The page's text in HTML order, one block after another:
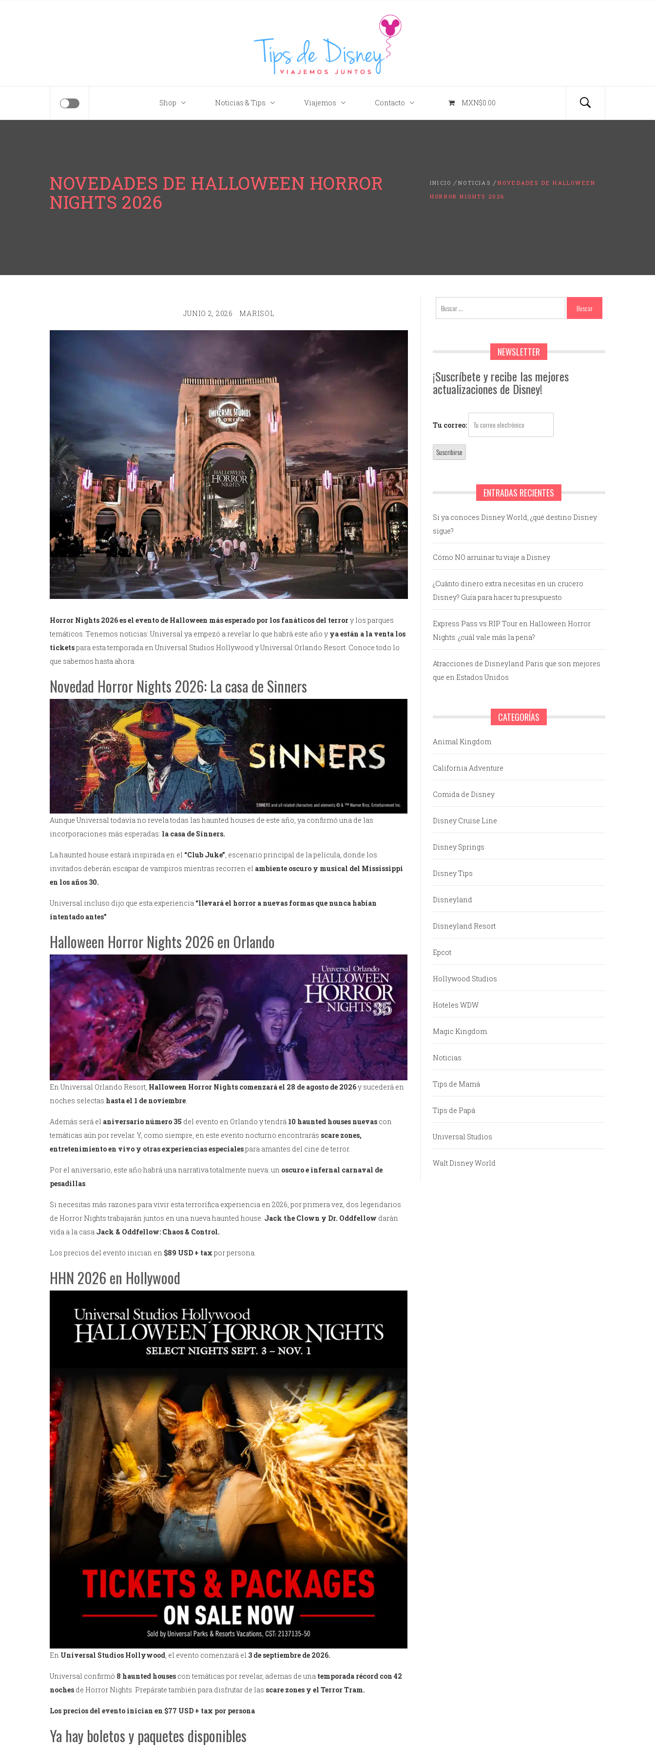
Tips de Disney
Shop
Noticias & Tips Viajemos Contacto MXN$0.00
NOVEDADES DE HALLOWEEN HORROR
NIGHTS 2026
INICIO NOTICIAS
NOVEDADES DE HALLOWEEN
HORROR NIGHTS 2026
JUNIO 2, 2026 MARISOL
Horror Nights 2026 es el evento de Halloween más esperado por los fanáticos del terrory los parques
temáticos. Tenemos noticias: Universal ya empezó a revelar lo que habrá este año y ya están a la venta los
ticketspara esta temporada en Universal Studios Hollywood y Universal Orlando Resort. Conoce todo lo
que sabemos hasta ahora.
Novedad Horror Nights 2026: La casa de Sinners
Aunque Universal todavía no revela todas las haunted houses de este año, ya confirmó una de las
incorporaciones más esperadas: la casa de Sinners.
La haunted house estará inspirada en el “Club Juke”, escenario principal de la película, donde los
invitados deberán escapar de vampiros mientras recorren el ambiente oscuro y musical del Mississippi
en los años 30.
Universal incluso dijo que esta experiencia “llevará el horror a nuevas formas que nunca habían
intentado antes”
Halloween Horror Nights 2026 en Orlando
En Universal Orlando Resort, Halloween Horror Nights comenzará el 28 de agosto de 2026y sucederá en
noches selectas hasta el 1 de noviembre.
Además será el aniversario número 35 del evento en Orlando y tendrá 10 haunted houses nuevas con
temáticas aún por revelar. Y, como siempre, en este evento nocturno encontrarás scare zones,
entretenimiento en vivo y otras experiencias especialespara amantes del cine de terror.
Por el aniversario, este año habrá una narrativa totalmente nueva: un oscuro e infernal carnaval de
pesadillas.
Si necesitas más razones para vivir esta terrorífica experiencia en 2026, por primera vez, dos legendarios
de Horror Nights trabajarán juntos en una nueva haunted house: Jack the Clown y Dr. Oddfellow darán
vida a la casa Jack & Oddfellow: Chaos & Control.
Los precios del evento inician en $89 USD + tax por persona.
HHN 2026 en Hollywood
En Universal Studios Hollywood, el evento comenzará el 3 de septiembre de 2026.
Universal confirmó 8 haunted houses con temáticas por revelar, ademas de una temporada récord con 42
noches de Horror Nights. Prepárate también para disfrutar de las scare zones y el Terror Tram.
Los precios del evento inician en $77 USD + tax por persona
Ya hay boletos y paquetes disponibles
NEWSLETTER
¡Suscríbete y recibe las mejores
actualizaciones de Disney!
Tu correo:
ENTRADAS RECIENTES
Si ya conoces Disney World, ¿qué destino Disney
sigue?
Cómo NO arruinar tu viaje a Disney
¿Cuánto dinero extra necesitas en un crucero
Disney? Guía para hacer tu presupuesto
Express Pass vs RIP Tour en Halloween Horror
Nights: ¿cuál vale más la pena?
Atracciones de Disneyland Paris que son mejores
que en Estados Unidos
CATEGORÍAS
Animal Kingdom
California Adventure
Comida de Disney
Disney Cruise Line
Disney Springs
Disney Tips
Disneyland
Disneyland Resort
Epcot
Hollywood Studios
Hoteles WDW
Magic Kingdom
Noticias
Tips de Mamá
Tips de Papá
Universal Studios
Walt Disney World